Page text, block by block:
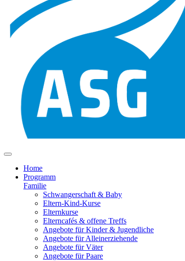
Home
Programm
Familie
Schwangerschaft & Baby
Eltern-Kind-Kurse
Elternkurse
Elterncafés & offene Treffs
Angebote für Kinder & Jugendliche
Angebote für Alleinerziehende
Angebote für Väter
Angebote für Paare